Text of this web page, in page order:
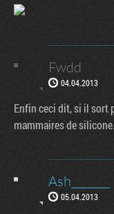
Fwdd
04.04.2013
Enfin ceci dit, si il sort
mammaires de silicone.
Ash_______
05.04.2013